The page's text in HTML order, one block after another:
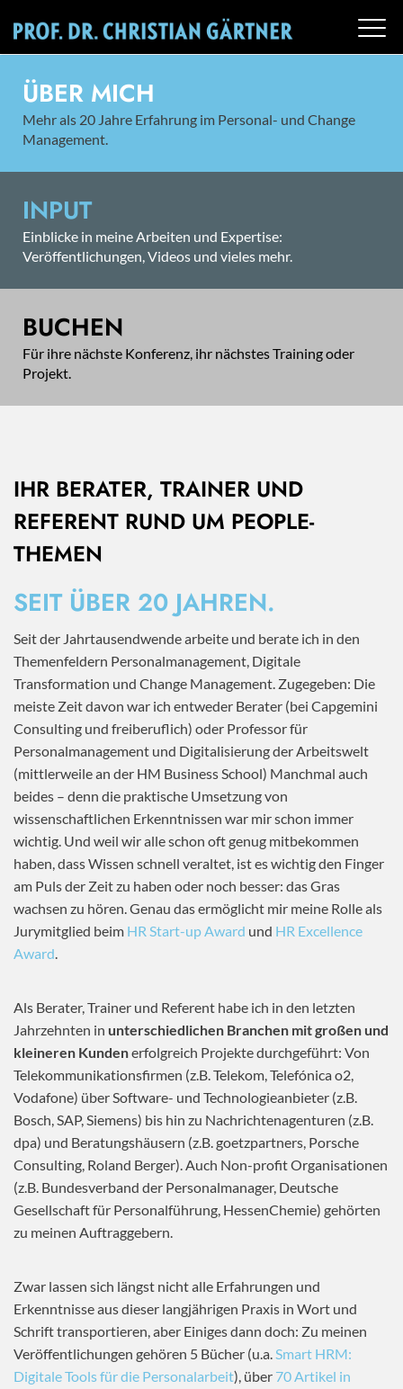
ÜBER MICH
Mehr als 20 Jahre Erfahrung im Personal- und Change
Management.
INPUT
Einblicke in meine Arbeiten und Expertise:
Veröffentlichungen, Videos und vieles mehr.
BUCHEN
Für ihre nächste Konferenz, ihr nächstes Training oder
Projekt.
IHR BERATER, TRAINER UND
REFERENT RUND UM PEOPLE-
THEMEN
SEIT ÜBER 20 JAHREN.
Seit der Jahrtausendwende arbeite und berate ich in den
Themenfeldern Personalmanagement, Digitale
Transformation und Change Management. Zugegeben: Die
meiste Zeit davon war ich entweder Berater (bei Capgemini
Consulting und freiberuflich) oder Professor für
Personalmanagement und Digitalisierung der Arbeitswelt
(mittlerweile an der HM Business School) Manchmal auch
beides – denn die praktische Umsetzung von
wissenschaftlichen Erkenntnissen war mir schon immer
wichtig. Und weil wir alle schon oft genug mitbekommen
haben, dass Wissen schnell veraltet, ist es wichtig den Finger
am Puls der Zeit zu haben oder noch besser: das Gras
wachsen zu hören. Genau das ermöglicht mir meine Rolle als
Jurymitglied beim HR Start-up Award und HR Excellence
Award.
Als Berater, Trainer und Referent habe ich in den letzten
Jahrzehnten in unterschiedlichen Branchen mit großen und
kleineren Kundenerfolgreich Projekte durchgeführt: Von
Telekommunikationsfirmen (z.B. Telekom, Telefónica o2,
Vodafone) über Software- und Technologieanbieter (z.B.
Bosch, SAP, Siemens) bis hin zu Nachrichtenagenturen (z.B.
dpa) und Beratungshäusern (z.B. goetzpartners, Porsche
Consulting, Roland Berger). Auch Non-profit Organisationen
(z.B. Bundesverband der Personalmanager, Deutsche
Gesellschaft für Personalführung, HessenChemie) gehörten
zu meinen Auftraggebern.
Zwar lassen sich längst nicht alle Erfahrungen und
Erkenntnisse aus dieser langjährigen Praxis in Wort und
Schrift transportieren, aber Einiges dann doch: Zu meinen
Veröffentlichungen gehören 5 Bücher (u.a.Smart HRM:
Digitale Tools für die Personalarbeit), über 70 Artikel in